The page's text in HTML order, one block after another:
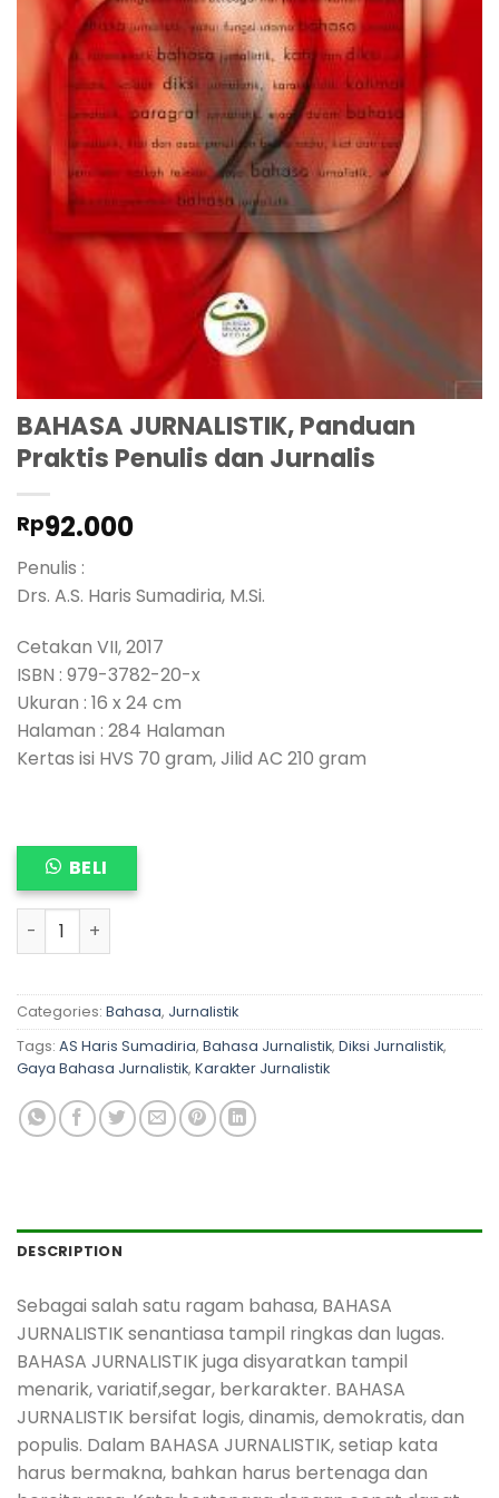
BAHASA JURNALISTIK, Panduan
Praktis Penulis dan Jurnalis
Rp92.000
Penulis :
Drs. A.S. Haris Sumadiria, M.Si.
Cetakan VII, 2017
ISBN : 979-3782-20-x
Ukuran : 16 x 24 cm
Halaman : 284 Halaman
Kertas isi HVS 70 gram, Jilid AC 210 gram
BELI
BAHASA JURNALISTIK, Panduan Praktis Penulis dan
Categories: Bahasa, Jurnalistik
Tags: AS Haris Sumadiria, Bahasa Jurnalistik, Diksi Jurnalistik,
Gaya Bahasa Jurnalistik, Karakter Jurnalistik
DESCRIPTION
Sebagai salah satu ragam bahasa, BAHASA
JURNALISTIK senantiasa tampil ringkas dan lugas.
BAHASA JURNALISTIK juga disyaratkan tampil
menarik, variatif,segar, berkarakter. BAHASA
JURNALISTIK bersifat logis, dinamis, demokratis, dan
populis. Dalam BAHASA JURNALISTIK, setiap kata
harus bermakna, bahkan harus bertenaga dan